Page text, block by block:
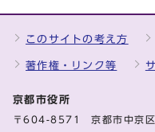
このサイトの考え方
著作権・リンク等
京都市役所
〒604-8571 京都市中京区